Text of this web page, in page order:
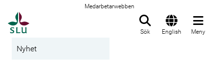
Medarbetarwebben
Sök English Meny
Nyhet